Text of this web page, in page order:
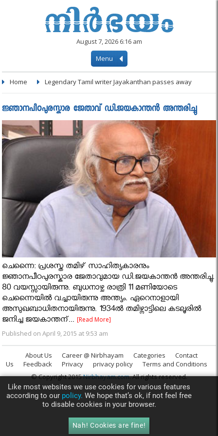
August 7, 2026 6:16 am
Menu
Home Legendary Tamil writer Jayakanthan passes away
ജ്ഞാനപീഠപുരസ്കാര ജേതാവ് ഡി.ജയകാന്തന്‍ അന്തരിച്ചു
ചെന്നൈ: പ്രശസ്ത തമിഴ് സാഹിത്യകാരനും
ജ്ഞാനപീഠപുരസ്കാര ജേതാവുമായ ഡി.ജയകാന്തന്‍ അന്തരിച്ചു.
80 വയസ്സായിരുന്നു. ബുധനാഴ്ച രാത്രി 11 മണിയോടെ
ചെന്നൈയില്‍ വച്ചായിരുന്നു അന്ത്യം. ഏറെനാളായി
അസുഖബാധിതനായിരുന്നു. 1934ല്‍ തമിഴ്നാട്ടിലെ കടലൂരില്‍
ജനിച്ച ജയകാന്തന്...[Read More]
Published on April 9, 2015 at 9:53 am
About Us Career @ Nirbhayam Categories
Contact
Us
Feedback Privacy privacy policy
Terms and Conditions
© Copyright 2015Nirbhayam.com. All rights reserved.
Like most websites we use cookies for various features
according to our policy. We hope that’s ok, if not feel free
to disable cookies in your browser.
Nah! Cookies are fine!